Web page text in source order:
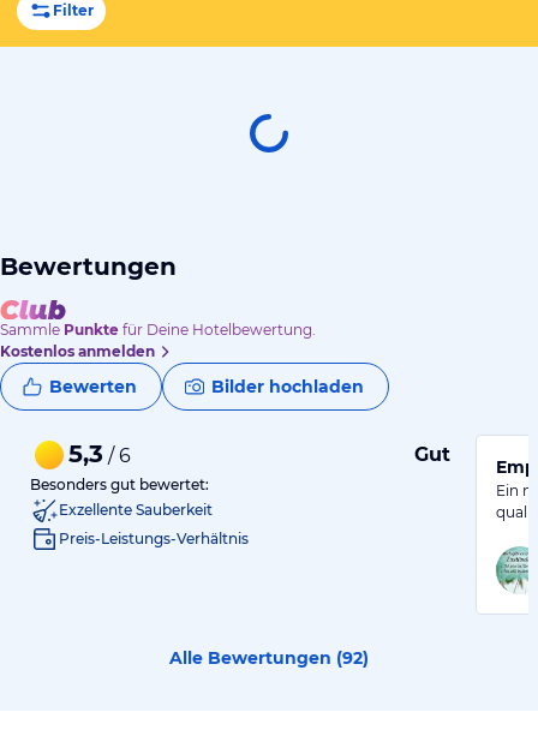
Filter
Bewertungen
Sammle Punkte für Deine Hotelbewertung.
Kostenlos anmelden
Bewerten Bilder hochladen
5,3 / 6 Gut
Besonders gut bewertet:
Exzellente Sauberkeit
Preis-Leistungs-Verhältnis
Ein
Alle Bewertungen (92)